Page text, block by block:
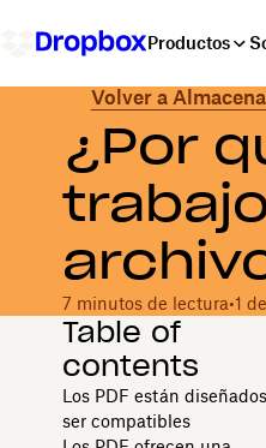
Productos
Volver a
¿Por
7 minutos de lectura•1
Table of
contents
Los PDF están
ser compatibles